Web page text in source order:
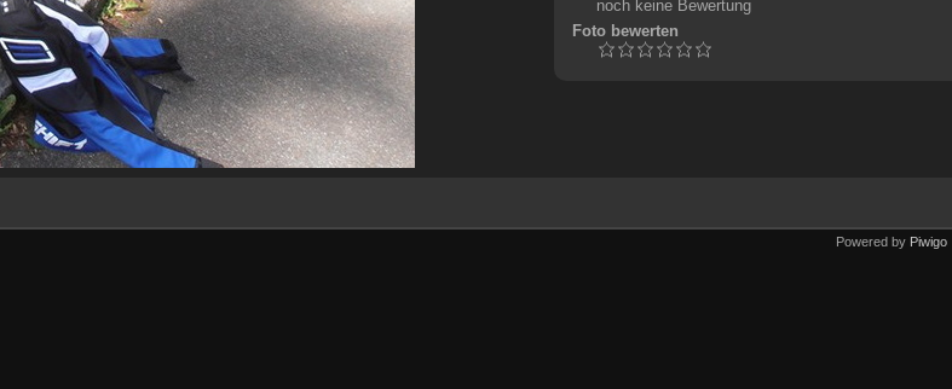
noch keine Bewertung
Foto bewerten
Powered by Piwigo